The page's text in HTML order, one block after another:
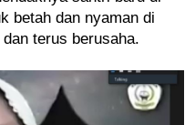
betah dan nyaman di
terus berusaha.